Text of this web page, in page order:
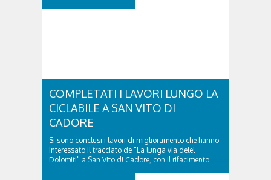
COMPLETATI I LAVORI LUNGO LA
CICLABILE A SAN VITO DI
CADORE
Si sono conclusi i lavori di miglioramento che hanno
interessato il tracciato de "La lunga via delel
Dolomiti" a San Vito di Cadore, con il rifacimento